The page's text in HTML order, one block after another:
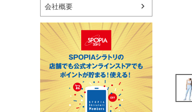
バッグ・サングラス
ハンドボール用品
ラグビー用品
グランドゴルフ
会社概要